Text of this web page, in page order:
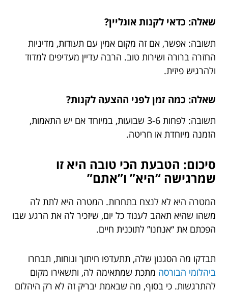
שאלה: כדאי לקנות אונליין?
תשובה: אפשר, אם זה מקום אמין עם תעודות, מדיניות
החזרה ברורה ושירות טוב. הרבה עדיין מעדיפים למדוד
ולהרגיש פיזית.
שאלה: כמה זמן לפני ההצעה לקנות?
תשובה: לפחות 3-6 שבועות, במיוחד אם יש התאמות,
הזמנה מיוחדת או חריטה.
סיכום: הטבעת הכי טובה היא זו
שמרגישה “היא” ו”אתם”
המטרה היא לא לנצח בתחרות. המטרה היא לתת לה
משהו שהיא תאהב לענוד כל יום, שיזכיר לה את הרגע שבו
הפכתם את “אנחנו” לתוכנית חיים.
תבדקו מה הסגנון שלה, תתעדפו חיתוך ונוחות, תבחרו
ביהלומי הבורסה מתכת שמתאימה לה, ותשאירו מקום
להתרגשות. כי בסוף, מה שבאמת יבריק זה לא רק היהלום